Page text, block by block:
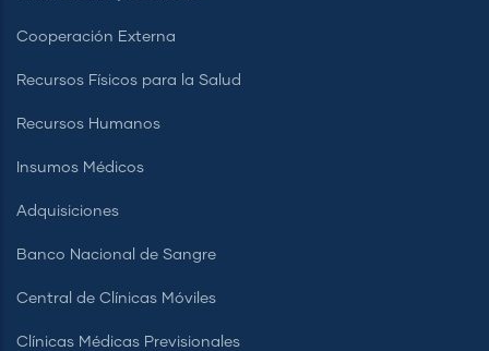
Cooperación Externa
Recursos Físicos para la Salud
Recursos Humanos
Insumos Médicos
Adquisiciones
Banco Nacional de Sangre
Central de Clínicas Móviles
Clínicas Médicas Previsionales